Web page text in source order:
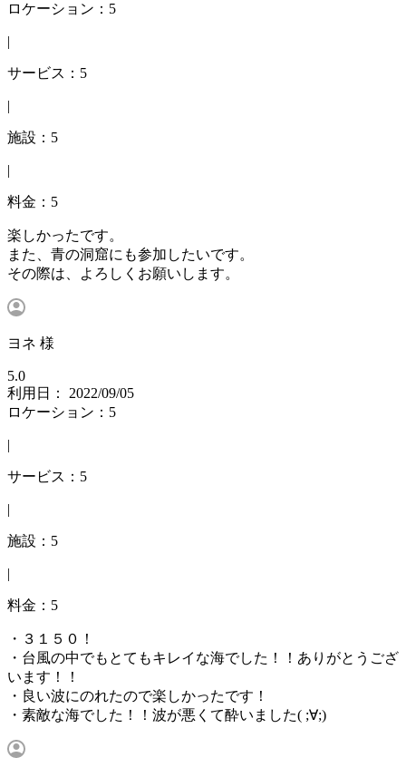
ロケーション：5
|
サービス：5
|
施設：5
|
料金：5
楽しかったです。
また、青の洞窟にも参加したいです。
その際は、よろしくお願いします。
ヨネ 様
5.0
利用日： 2022/09/05
ロケーション：5
|
サービス：5
|
施設：5
|
料金：5
・３１５０！
・台風の中でもとてもキレイな海でした！！ありがとうござ
います！！
・良い波にのれたので楽しかったです！
・素敵な海でした！！波が悪くて酔いました( ;∀;)